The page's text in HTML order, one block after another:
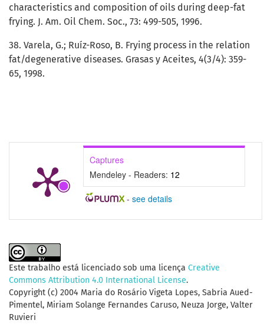
Captures
Mendeley - Readers: 12
- see details
characteristics and composition of oils during deep-fat
frying. J. Am. Oil Chem. Soc., 73: 499-505, 1996.
38. Varela, G.; Ruíz-Roso, B. Frying process in the relation
fat/degenerative diseases. Grasas y Aceites, 4(3/4): 359-
65, 1998.
Este trabalho está licenciado sob uma licença Creative
Commons Attribution 4.0 International License.
Copyright (c) 2004 Maria do Rosário Vigeta Lopes, Sabria Aued-
Pimentel, Miriam Solange Fernandes Caruso, Neuza Jorge, Valter
Ruvieri